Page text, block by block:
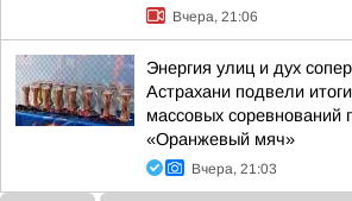
Вчера, 21:06
Энергия улиц и дух
Астрахани подвели
массовых соревнований
«Оранжевый мяч»
Вчера, 21:03